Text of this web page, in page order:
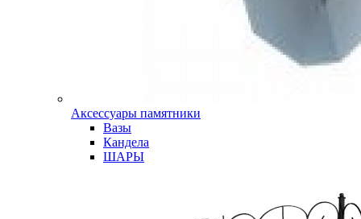
Аксессуары памятники
Вазы
Кандела
ШАРЫ